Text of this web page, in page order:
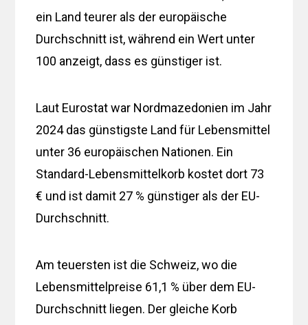
ein Land teurer als der europäische
Durchschnitt ist, während ein Wert unter
100 anzeigt, dass es günstiger ist.
Laut Eurostat war Nordmazedonien im Jahr
2024 das günstigste Land für Lebensmittel
unter 36 europäischen Nationen. Ein
Standard-Lebensmittelkorb kostet dort 73
€ und ist damit 27 % günstiger als der EU-
Durchschnitt.
Am teuersten ist die Schweiz, wo die
Lebensmittelpreise 61,1 % über dem EU-
Durchschnitt liegen. Der gleiche Korb